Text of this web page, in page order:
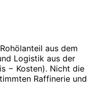
aus dem
Logistik aus der
− Kosten). Nicht die
Raffinerie und